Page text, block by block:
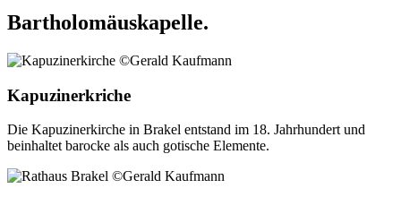
Bartholomäuskapelle.
Kapuzinerkriche
Die Kapuzinerkirche in Brakel entstand im 18. Jahrhundert und
beinhaltet barocke als auch gotische Elemente.